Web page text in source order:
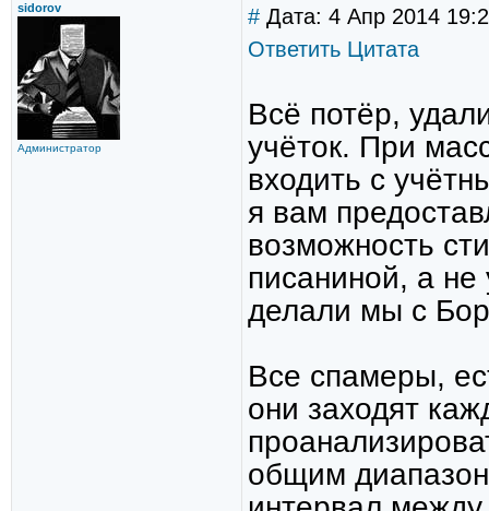
sidorov
Администратор
# Дата: 4 Апр 2014
Ответить Цитата
Всё потёр,
учёток. При
входить с
я вам
возможность
писаниной, а
делали мы с
Все спамеры,
они заходят
общим